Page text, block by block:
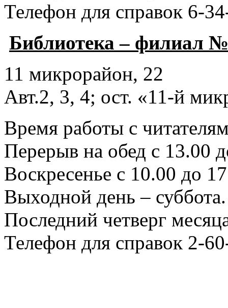
Телефон для справок 6-
Библиотека – филиал
11 микрорайон, 22
Авт.2, 3, 4; ост. «11-й
Время работы с
Перерыв на обед с 13.00
Воскресенье с 10.00 до
Выходной день – суббота.
Последний четверг
Телефон для справок 2-